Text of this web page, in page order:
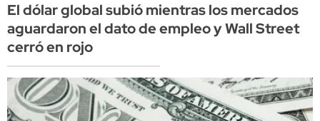
El dólar global subió mientras los mercados
aguardaron el dato de empleo y Wall Street
cerró en rojo